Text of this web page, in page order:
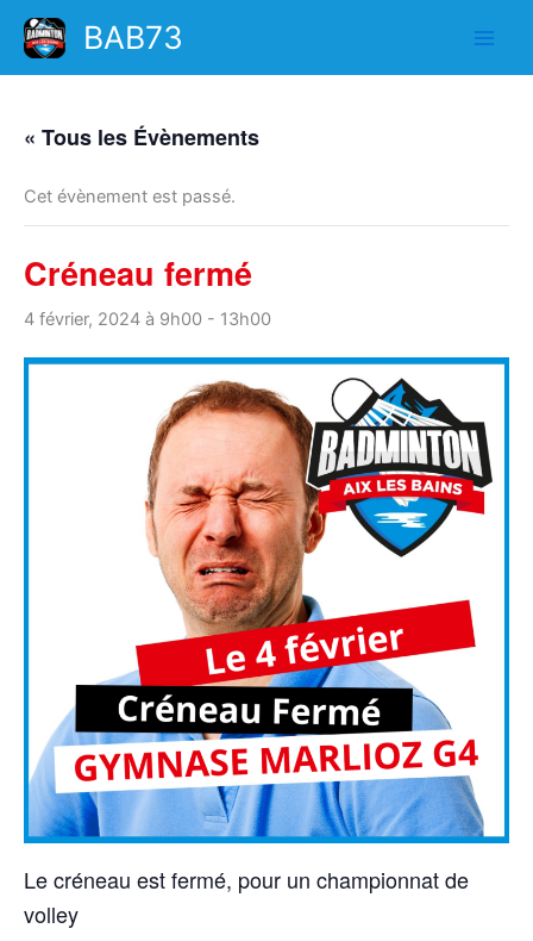
Aller
contenu
BAB73
« Tous les Évènements
Cet évènement est passé.
Créneau fermé
4 février, 2024 à 9h00 - 13h00
Le créneau est fermé, pour un championnat de
volley